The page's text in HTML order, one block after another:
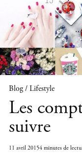
Blog / Lifestyle
Les
suivre
11 avril 20154 minutes de